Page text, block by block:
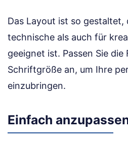
Das Layout ist so gestaltet,
technische als auch für
geeignet ist. Passen Sie
Schriftgröße an, um Ihre
einzubringen.
Einfach